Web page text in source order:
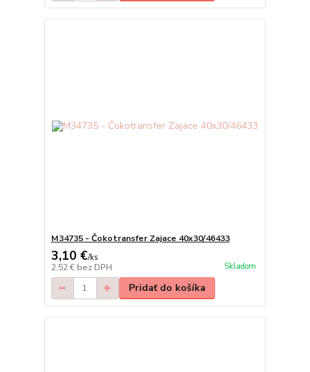
M34735 - Čokotransfer Zajace 40x30/46433
3,10 €/ks
2,52 € bez DPH Skladom
Pridať do košíka